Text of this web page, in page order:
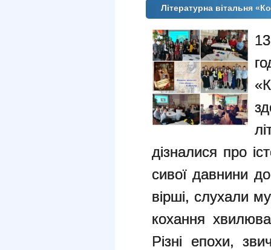
Літературна вітальня
дізналися про
сивої давнини
вірші, слухали
кохання
Різні епохи,